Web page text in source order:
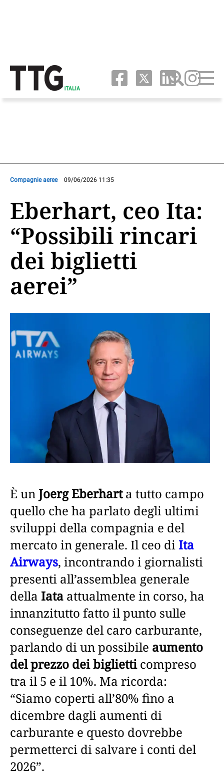
Compagnie aeree 09/06/2026 11:35
Eberhart, ceo Ita:
“Possibili rincari
dei biglietti
aerei”
È unJoerg Eberharta tutto campo
quello che ha parlato degli ultimi
sviluppi della compagnia e del
mercato in generale. Il ceo diIta
Airways, incontrando i giornalisti
presenti all’assemblea generale
della Iata attualmente in corso, ha
innanzitutto fatto il punto sulle
conseguenze del caro carburante,
parlando di un possibile aumento
del prezzo dei biglietticompreso
tra il 5 e il 10%. Ma ricorda:
“Siamo coperti all’80% fino a
dicembre dagli aumenti di
carburante e questo dovrebbe
permetterci di salvare i conti del
2026”.